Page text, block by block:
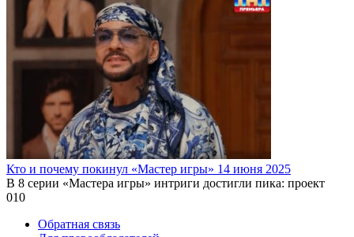
Кто и почему покинул «Мастер игры» 14 июня 2025
В 8 серии «Мастера игры» интриги достигли пика: проект
010
Обратная связь